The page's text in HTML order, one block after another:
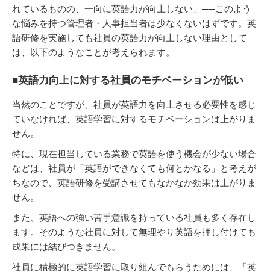
れているものの、一向に英語力が向上しない」──このよう
な悩みを持つ管理者・人事担当者は少なくないはずです。英
語研修を実施しても社員の英語力が向上しない理由として
は、以下のようなことが考えられます。
■英語力向上に対する社員のモチベーションが低い
当然のことですが、社員が英語力を向上させる必要性を感じ
ていなければ、英語学習に対するモチベーションは上がりま
せん。
特に、現在担当している業務で英語を使う機会が少ない場合
などは、社員が「英語ができなくても何とかなる」と考えが
ちなので、英語研修を受講させてもなかなか効果は上がりま
せん。
また、英語への強い苦手意識を持っている社員も多く存在し
ます。そのような社員に対して無理やり英語を押し付けても
成果には結びつきません。
社員に積極的に英語学習に取り組んでもらうためには、「英